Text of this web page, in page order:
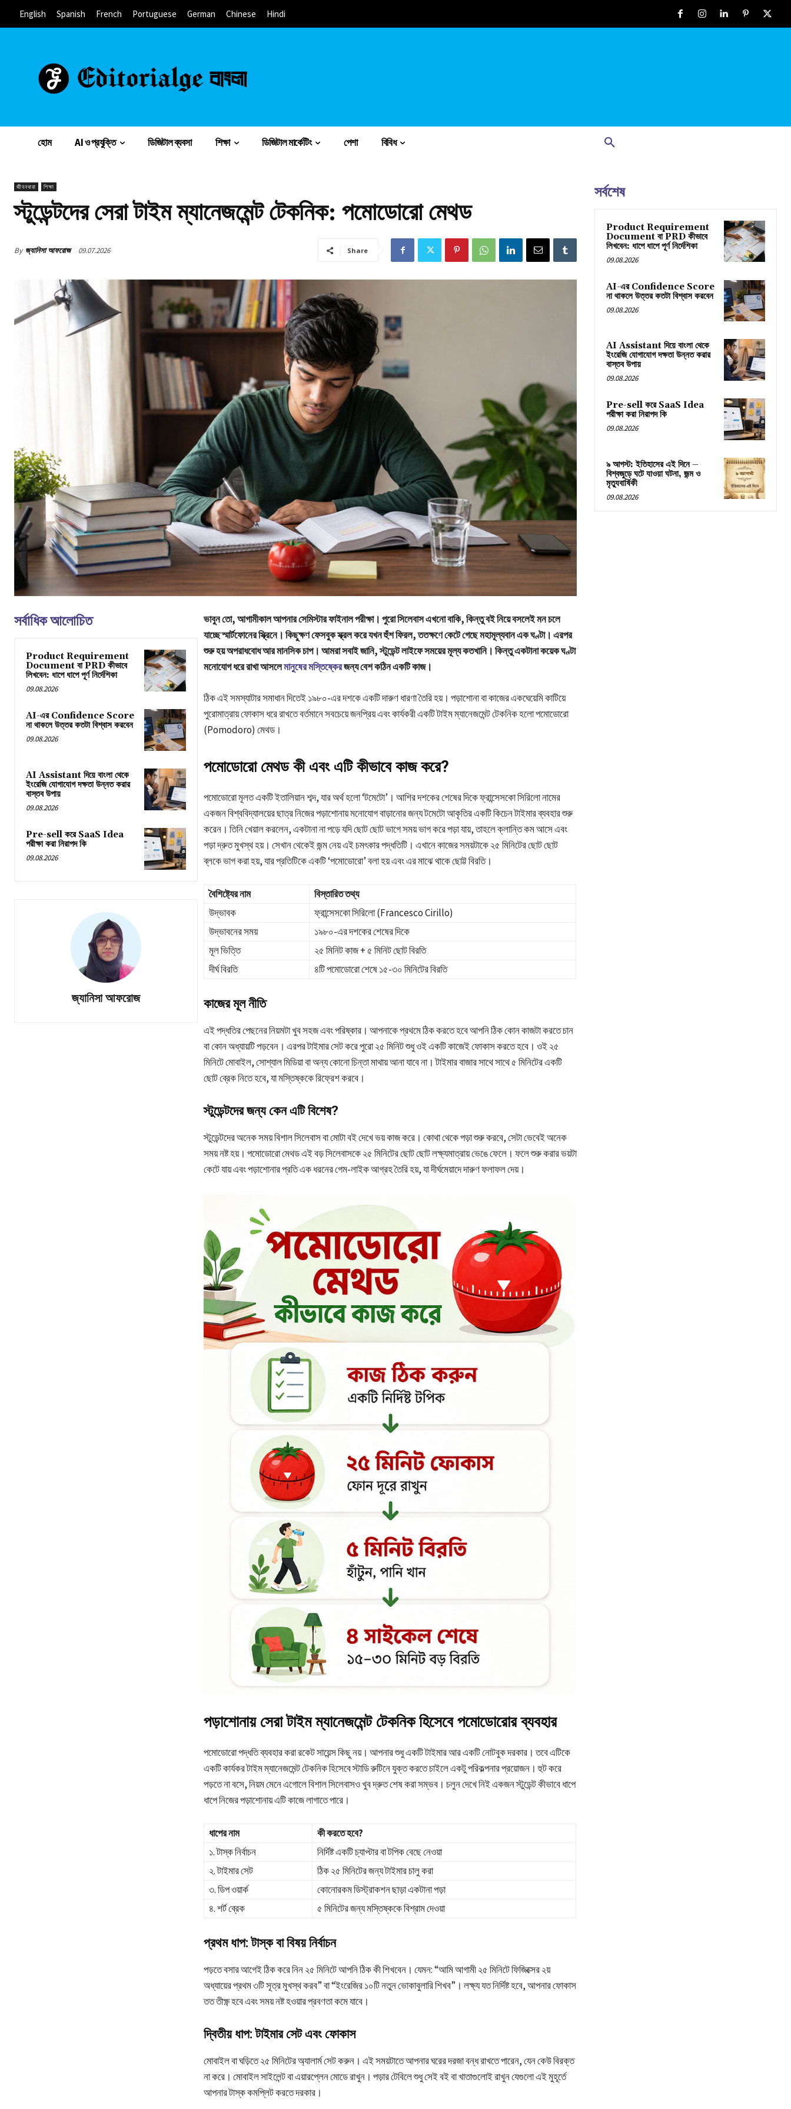
English Spanish French Portuguese German Chinese Hindi
হোম AI ও প্রযুক্তি ডিজিটাল ব্যবসা শিক্ষা ডিজিটাল মার্কেটিং পেশা বিবিধ
জীবনধারা শিক্ষা
স্টুডেন্টদের সেরা টাইম ম্যানেজমেন্ট টেকনিক: পমোডোরো মেথড
By জ্যানিসা আফরোজ 09.07.2026 Share
সর্বাধিক আলোচিত
Product Requirement
Document বা PRD কীভাবে
লিখবেন: ধাপে ধাপে পূর্ণ নির্দেশিকা
09.08.2026
AI-এর Confidence Score
না থাকলে উত্তর কতটা বিশ্বাস করবেন
09.08.2026
AI Assistant দিয়ে বাংলা থেকে
ইংরেজি যোগাযোগ দক্ষতা উন্নত করার
বাস্তব উপায়
09.08.2026
Pre-sell করে SaaS Idea
পরীক্ষা করা নিরাপদ কি
09.08.2026
জ্যানিসা আফরোজ
ভাবুন তো, আগামীকাল আপনার সেমিস্টার ফাইনাল পরীক্ষা। পুরো সিলেবাস এখনো বাকি, কিন্তু বই নিয়ে বসলেই মন চলে
যাচ্ছে স্মার্টফোনের স্ক্রিনে। কিছুক্ষণ ফেসবুক স্ক্রল করে যখন হুঁশ ফিরল, ততক্ষণে কেটে গেছে মহামূল্যবান এক ঘণ্টা। এরপর
শুরু হয় অপরাধবোধ আর মানসিক চাপ। আমরা সবাই জানি, স্টুডেন্ট লাইফে সময়ের মূল্য কতখানি। কিন্তু একটানা কয়েক ঘণ্টা
মনোযোগ ধরে রাখা আসলেমানুষের মস্তিষ্কেরজন্য বেশ কঠিন একটি কাজ।
ঠিক এই সমস্যাটার সমাধান দিতেই ১৯৮০-এর দশকে একটি দারুণ ধারণা তৈরি হয়। পড়াশোনা বা কাজের একঘেয়েমি কাটিয়ে
পুরোমাত্রায় ফোকাস ধরে রাখতে বর্তমানে সবচেয়ে জনপ্রিয় এবং কার্যকরী একটি টাইম ম্যানেজমেন্ট টেকনিক হলো পমোডোরো
(Pomodoro) মেথড।
পমোডোরো মেথড কী এবং এটি কীভাবে কাজ করে?
পমোডোরো মূলত একটি ইতালিয়ান শব্দ, যার অর্থ হলো ‘টমেটো’। আশির দশকের শেষের দিকে ফ্রান্সেসকো সিরিলো নামের
একজন বিশ্ববিদ্যালয়ের ছাত্র নিজের পড়াশোনায় মনোযোগ বাড়ানোর জন্য টমেটো আকৃতির একটি কিচেন টাইমার ব্যবহার শুরু
করেন। তিনি খেয়াল করলেন, একটানা না পড়ে যদি ছোট ছোট ভাগে সময় ভাগ করে পড়া যায়, তাহলে ক্লান্তি কম আসে এবং
পড়া দ্রুত মুখস্থ হয়। সেখান থেকেই জন্ম নেয় এই চমৎকার পদ্ধতিটি। এখানে কাজের সময়টাকে ২৫ মিনিটের ছোট ছোট
ব্লকে ভাগ করা হয়, যার প্রতিটিকে একটি ‘পমোডোরো’ বলা হয় এবং এর মাঝে থাকে ছোট্ট বিরতি।
বৈশিষ্ট্যের নাম
বিস্তারিত তথ্য
উদ্ভাবক
ফ্রান্সেসকো সিরিলো (Francesco Cirillo)
উদ্ভাবনের সময়
১৯৮০-এর দশকের শেষের দিকে
মূল ভিত্তি
২৫ মিনিট কাজ + ৫ মিনিট ছোট বিরতি
দীর্ঘ বিরতি
৪টি পমোডোরো শেষে ১৫-৩০ মিনিটের বিরতি
কাজের মূল নীতি
এই পদ্ধতির পেছনের নিয়মটা খুব সহজ এবং পরিষ্কার। আপনাকে প্রথমে ঠিক করতে হবে আপনি ঠিক কোন কাজটা করতে চান
বা কোন অধ্যায়টি পড়বেন। এরপর টাইমার সেট করে পুরো ২৫ মিনিট শুধু ওই একটি কাজেই ফোকাস করতে হবে। ওই ২৫
মিনিটে মোবাইল, সোশ্যাল মিডিয়া বা অন্য কোনো চিন্তা মাথায় আনা যাবে না। টাইমার বাজার সাথে সাথে ৫ মিনিটের একটি
ছোট ব্রেক নিতে হবে, যা মস্তিষ্ককে রিফ্রেশ করবে।
স্টুডেন্টদের জন্য কেন এটি বিশেষ?
স্টুডেন্টদের অনেক সময় বিশাল সিলেবাস বা মোটা বই দেখে ভয় কাজ করে। কোথা থেকে পড়া শুরু করবে, সেটা ভেবেই অনেক
সময় নষ্ট হয়। পমোডোরো মেথড এই বড় সিলেবাসকে ২৫ মিনিটের ছোট ছোট লক্ষ্যমাত্রায় ভেঙে ফেলে। ফলে শুরু করার ভয়টা
কেটে যায় এবং পড়াশোনার প্রতি এক ধরনের গেম-লাইক আগ্রহ তৈরি হয়, যা দীর্ঘমেয়াদে দারুণ ফলাফল দেয়।
পড়াশোনায় সেরা টাইম ম্যানেজমেন্ট টেকনিক হিসেবে পমোডোরোর ব্যবহার
পমোডোরো পদ্ধতি ব্যবহার করা রকেট সায়েন্স কিছু নয়। আপনার শুধু একটি টাইমার আর একটি নোটবুক দরকার। তবে এটিকে
একটি কার্যকর টাইম ম্যানেজমেন্ট টেকনিক হিসেবে স্টাডি রুটিনে যুক্ত করতে চাইলে একটু পরিকল্পনার প্রয়োজন। হুট করে
পড়তে না বসে, নিয়ম মেনে এগোলে বিশাল সিলেবাসও খুব দ্রুত শেষ করা সম্ভব। চলুন দেখে নিই একজন স্টুডেন্ট কীভাবে ধাপে
ধাপে নিজের পড়াশোনায় এটি কাজে লাগাতে পারে।
ধাপের নাম
কী করতে হবে?
১. টাস্ক নির্বাচন
নির্দিষ্ট একটি চ্যাপ্টার বা টপিক বেছে নেওয়া
২. টাইমার সেট
ঠিক ২৫ মিনিটের জন্য টাইমার চালু করা
৩. ডিপ ওয়ার্ক
কোনোরকম ডিস্ট্রাকশন ছাড়া একটানা পড়া
৪. শর্ট ব্রেক
৫ মিনিটের জন্য মস্তিষ্ককে বিশ্রাম দেওয়া
প্রথম ধাপ: টাস্ক বা বিষয় নির্বাচন
পড়তে বসার আগেই ঠিক করে নিন ২৫ মিনিটে আপনি ঠিক কী শিখবেন। যেমন: “আমি আগামী ২৫ মিনিটে ফিজিক্সের ২য়
অধ্যায়ের প্রথম ৩টি সূত্র মুখস্থ করব” বা “ইংরেজির ১০টি নতুন ভোকাবুলারি শিখব”। লক্ষ্য যত নির্দিষ্ট হবে, আপনার ফোকাস
তত তীক্ষ্ণ হবে এবং সময় নষ্ট হওয়ার প্রবণতা কমে যাবে।
দ্বিতীয় ধাপ: টাইমার সেট এবং ফোকাস
মোবাইল বা ঘড়িতে ২৫ মিনিটের অ্যালার্ম সেট করুন। এই সময়টাতে আপনার ঘরের দরজা বন্ধ রাখতে পারেন, যেন কেউ বিরক্ত
না করে। মোবাইল সাইলেন্ট বা এয়ারপ্লেন মোডে রাখুন। পড়ার টেবিলে শুধু সেই বই বা খাতাগুলোই রাখুন যেগুলো এই মুহূর্তে
আপনার টাস্ক কমপ্লিট করতে দরকার।
সর্বশেষ
Product Requirement
Document বা PRD কীভাবে
লিখবেন: ধাপে ধাপে পূর্ণ নির্দেশিকা
09.08.2026
AI-এর Confidence Score
না থাকলে উত্তর কতটা বিশ্বাস করবেন
09.08.2026
AI Assistant দিয়ে বাংলা থেকে
ইংরেজি যোগাযোগ দক্ষতা উন্নত করার
বাস্তব উপায়
09.08.2026
Pre-sell করে SaaS Idea
পরীক্ষা করা নিরাপদ কি
09.08.2026
৯ আগস্ট: ইতিহাসের এই দিনে –
বিশ্বজুড়ে ঘটে যাওয়া ঘটনা, জন্ম ও
মৃত্যুবার্ষিকী
09.08.2026